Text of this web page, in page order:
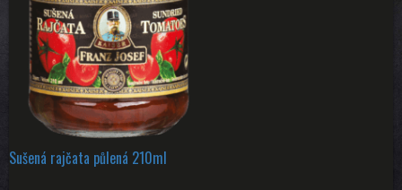
Sušená rajčata půlená 210ml